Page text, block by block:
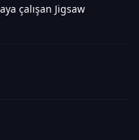
çalışan Jigsaw